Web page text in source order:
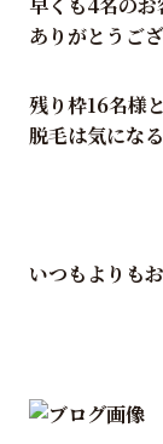
ありがとうご
残り枠16名様
脱毛は気にな
いつもよりも